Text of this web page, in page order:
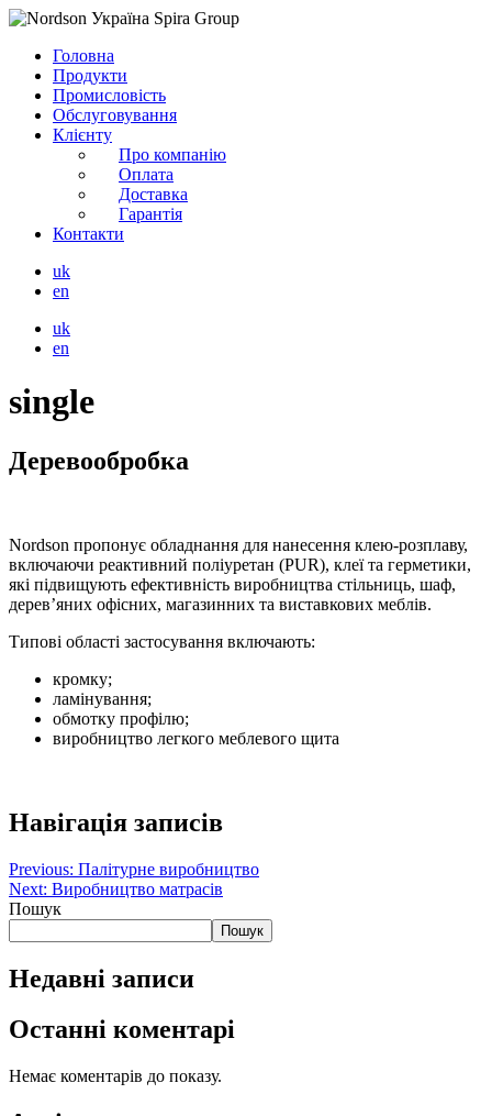
Головна
Продукти
Промисловість
Обслуговування
Клієнту
Про компанію
Оплата
Доставка
Гарантія
Контакти
uk
en
uk
en
single
Деревообробка
Nordson пропонує обладнання для нанесення клею-розплаву,
включаючи реактивний поліуретан (PUR), клеї та герметики,
які підвищують ефективність виробництва стільниць, шаф,
дерев’яних офісних, магазинних та виставкових меблів.
Типові області застосування включають:
кромку;
ламінування;
обмотку профілю;
виробництво легкого меблевого щита
Навігація записів
Previous: Палітурне виробництво
Next: Виробництво матрасів
Пошук
Пошук
Недавні записи
Останні коментарі
Немає коментарів до показу.